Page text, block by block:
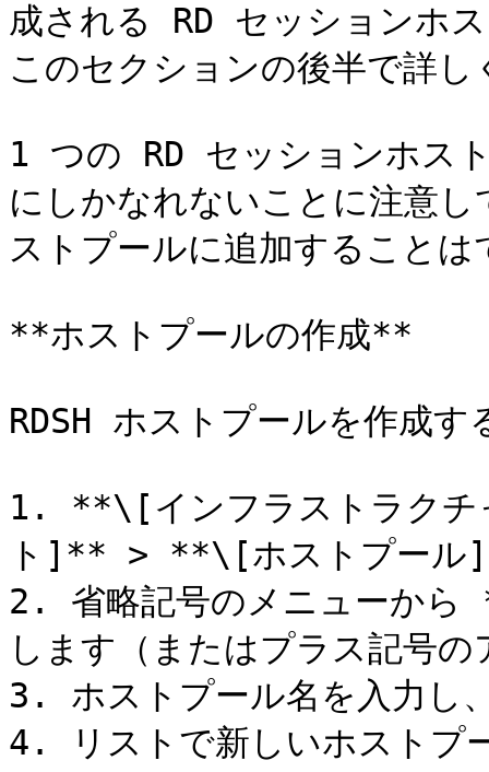
成される RD セッションホ
このセクションの後半で詳し
1 つの RD セッションホス
にしかなれないことに注意
ストプールに追加することは
**ホストプールの作成**
RDSH ホストプールを作成
1. **\[インフラストラク
ト]** > **\[ホストプール
2. 省略記号のメニューか
します（またはプラス記号
3. ホストプール名を入力
4. リストで新しいホストプ